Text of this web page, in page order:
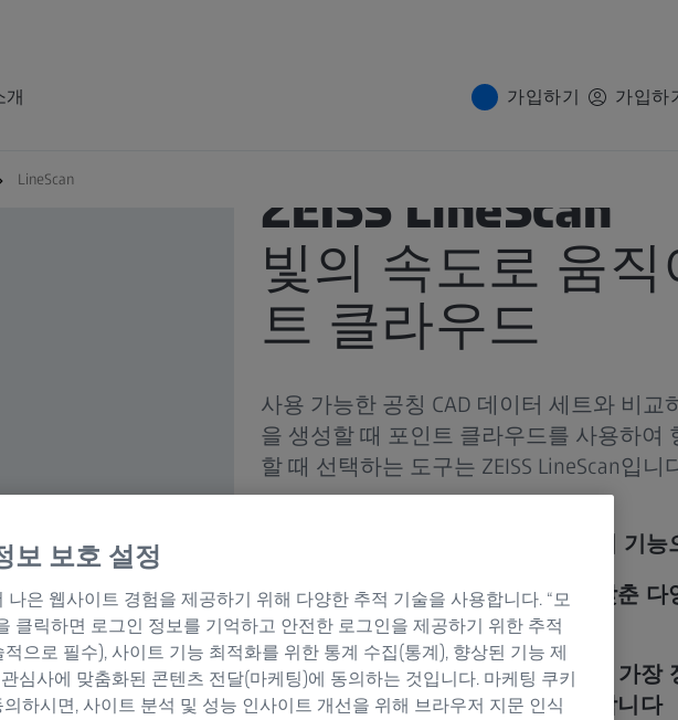
개 가입하기 가입하
LineScan
ZEISS LineScan
빛의 속도로 움직
트 클라우드
사용 가능한 공칭 CAD 데이터 세트와 비교
을 생성할 때 포인트 클라우드를 사용하여
할 때 선택하는 도구는 ZEISS LineScan입니
빠른 속도와 포괄적인 표면 감지 기
다양한 측정 범위와 정확도를 갖춘 다
위한 애플리케이션 지원
ZEISS LineScan 2-8은 세계에서 가장
너로 뛰어난 측정 결과를 보장합니다
보 보호 설정
나은 웹사이트 경험을 제공하기 위해 다양한 추적 기술을 사용합니다. “모
클릭하면 로그인 정보를 기억하고 안전한 로그인을 제공하기 위한 추적
으로 필수), 사이트 기능 최적화를 위한 통계 수집(통계), 향상된 기능 제
심사에 맞춤화된 콘텐츠 전달(마케팅)에 동의하는 것입니다. 마케팅 쿠키
하시면, 사이트 분석 및 성능 인사이트 개선을 위해 브라우저 지문 인식